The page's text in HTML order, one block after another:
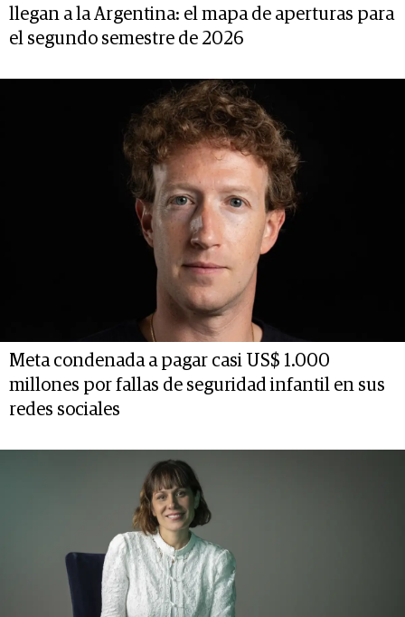
llegan a la Argentina: el mapa de aperturas para
el segundo semestre de 2026
Meta condenada a pagar casi US$ 1.000
millones por fallas de seguridad infantil en sus
redes sociales